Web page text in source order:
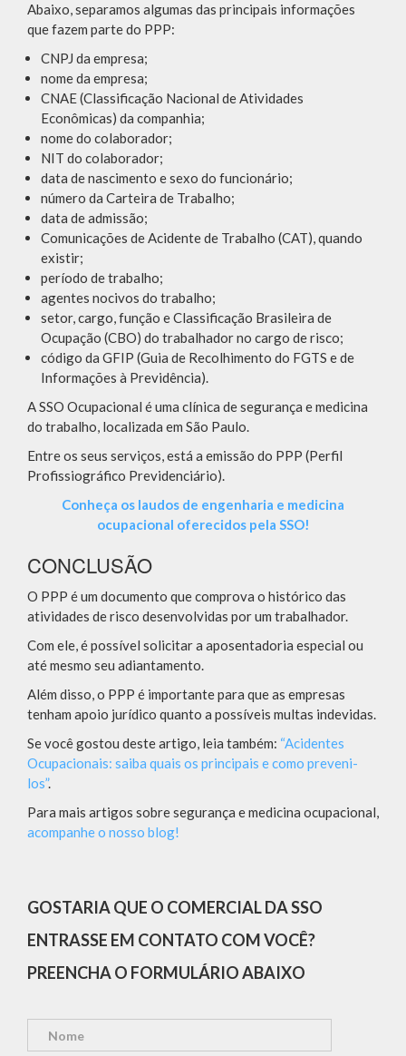
Abaixo, separamos algumas das principais informações
que fazem parte do PPP:
CNPJ da empresa;
nome da empresa;
CNAE (Classificação Nacional de Atividades
Econômicas) da companhia;
nome do colaborador;
NIT do colaborador;
data de nascimento e sexo do funcionário;
número da Carteira de Trabalho;
data de admissão;
Comunicações de Acidente de Trabalho (CAT), quando
existir;
período de trabalho;
agentes nocivos do trabalho;
setor, cargo, função e Classificação Brasileira de
Ocupação (CBO) do trabalhador no cargo de risco;
código da GFIP (Guia de Recolhimento do FGTS e de
Informações à Previdência).
A SSO Ocupacional é uma clínica de segurança e medicina
do trabalho, localizada em São Paulo.
Entre os seus serviços, está a emissão do PPP (Perfil
Profissiográfico Previdenciário).
Conheça os laudos de engenharia e medicina
ocupacional oferecidos pela SSO!
CONCLUSÃO
O PPP é um documento que comprova o histórico das
atividades de risco desenvolvidas por um trabalhador.
Com ele, é possível solicitar a aposentadoria especial ou
até mesmo seu adiantamento.
Além disso, o PPP é importante para que as empresas
tenham apoio jurídico quanto a possíveis multas indevidas.
Se você gostou deste artigo, leia também: “Acidentes
Ocupacionais: saiba quais os principais e como preveni-
los”.
Para mais artigos sobre segurança e medicina ocupacional,
acompanhe o nosso blog!
GOSTARIA QUE O COMERCIAL DA SSO
ENTRASSE EM CONTATO COM VOCÊ?
PREENCHA O FORMULÁRIO ABAIXO